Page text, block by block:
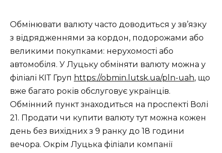
Обмінювати валюту часто доводиться у зв’язку
з відрядженнями за кордон, подорожами або
великими покупками: нерухомості або
автомобіля. У Луцьку обміняти валюту можна у
філіалі КІТ Груп https://obmin.lutsk.ua/pln-uah, що
вже багато років обслуговує українців.
Обмінний пункт знаходиться на проспекті Волі
21. Продати чи купити валюту тут можна кожен
день без вихідних з 9 ранку до 18 години
вечора. Окрім Луцька філіали компанії